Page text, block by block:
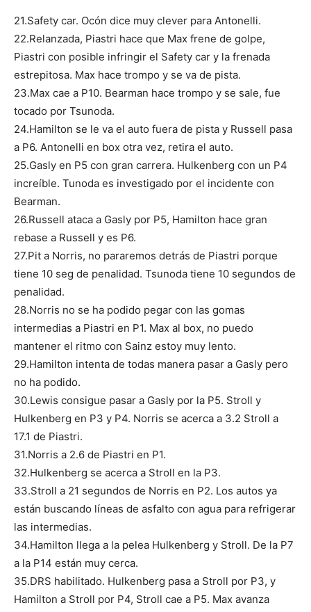
21.Safety car. Ocón dice muy clever para Antonelli.
22.Relanzada, Piastri hace que Max frene de golpe,
Piastri con posible infringir el Safety car y la frenada
estrepitosa. Max hace trompo y se va de pista.
23.Max cae a P10. Bearman hace trompo y se sale, fue
tocado por Tsunoda.
24.Hamilton se le va el auto fuera de pista y Russell pasa
a P6. Antonelli en box otra vez, retira el auto.
25.Gasly en P5 con gran carrera. Hulkenberg con un P4
increíble. Tunoda es investigado por el incidente con
Bearman.
26.Russell ataca a Gasly por P5, Hamilton hace gran
rebase a Russell y es P6.
27.Pit a Norris, no pararemos detrás de Piastri porque
tiene 10 seg de penalidad. Tsunoda tiene 10 segundos de
penalidad.
28.Norris no se ha podido pegar con las gomas
intermedias a Piastri en P1. Max al box, no puedo
mantener el ritmo con Sainz estoy muy lento.
29.Hamilton intenta de todas manera pasar a Gasly pero
no ha podido.
30.Lewis consigue pasar a Gasly por la P5. Stroll y
Hulkenberg en P3 y P4. Norris se acerca a 3.2 Stroll a
17.1 de Piastri.
31.Norris a 2.6 de Piastri en P1.
32.Hulkenberg se acerca a Stroll en la P3.
33.Stroll a 21 segundos de Norris en P2. Los autos ya
están buscando líneas de asfalto con agua para refrigerar
las intermedias.
34.Hamilton llega a la pelea Hulkenberg y Stroll. De la P7
a la P14 están muy cerca.
35.DRS habilitado. Hulkenberg pasa a Stroll por P3, y
Hamilton a Stroll por P4, Stroll cae a P5. Max avanza